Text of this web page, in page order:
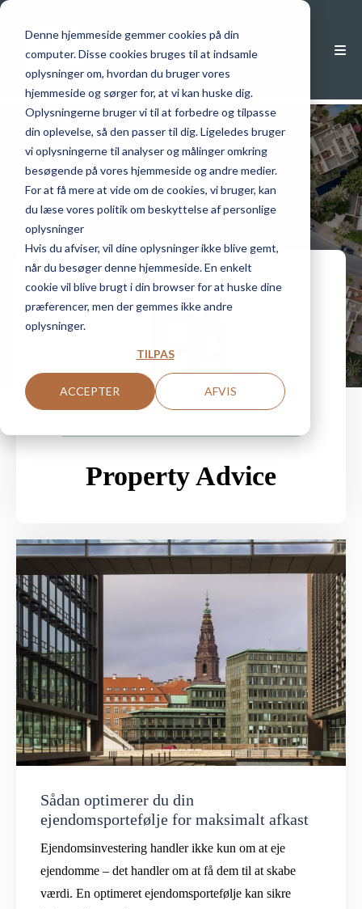
Denne hjemmeside gemmer cookies på din
computer. Disse cookies bruges til at indsamle
oplysninger om, hvordan du bruger vores
hjemmeside og sørger for, at vi kan huske dig.
Oplysningerne bruger vi til at forbedre og tilpasse
din oplevelse, så den passer til dig. Ligeledes bruger
vi oplysningerne til analyser og målinger omkring
besøgende på vores hjemmeside og andre medier.
For at få mere at vide om de cookies, vi bruger, kan
du læse vores politik om beskyttelse af personlige
oplysninger
Hvis du afviser, vil dine oplysninger ikke blive gemt,
når du besøger denne hjemmeside. En enkelt
cookie vil blive brugt i din browser for at huske dine
præferencer, men der gemmes ikke andre
oplysninger.
TILPAS
ACCEPTER AFVIS
Sortér efter
Property Advice
Sådan optimerer du din
ejendomsportefølje for maksimalt afkast
Ejendomsinvestering handler ikke kun om at eje
ejendomme – det handler om at få dem til at skabe
værdi. En optimeret ejendomsportefølje kan sikre